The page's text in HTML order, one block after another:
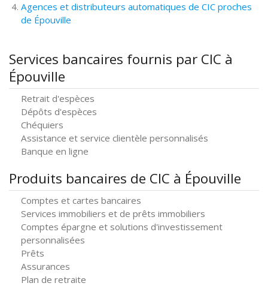
Agences et distributeurs automatiques de CIC proches
de Épouville
Services bancaires fournis par CIC à
Épouville
Retrait d'espèces
Dépôts d'espèces
Chéquiers
Assistance et service clientèle personnalisés
Banque en ligne
Produits bancaires de CIC à Épouville
Comptes et cartes bancaires
Services immobiliers et de prêts immobiliers
Comptes épargne et solutions d'investissement
personnalisées
Prêts
Assurances
Plan de retraite